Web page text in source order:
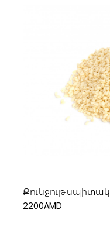
Քունջութ սպիտակ
2200AMD